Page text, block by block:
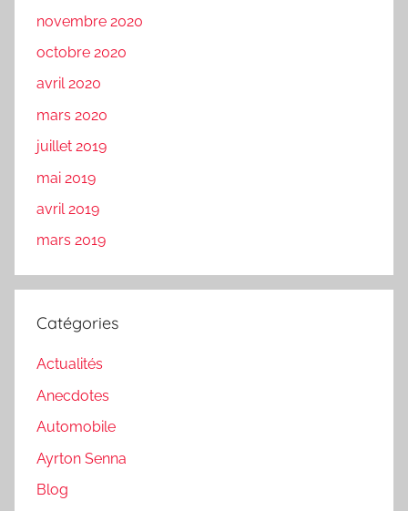
novembre 2020
octobre 2020
avril 2020
mars 2020
juillet 2019
mai 2019
avril 2019
mars 2019
Catégories
Actualités
Anecdotes
Automobile
Ayrton Senna
Blog